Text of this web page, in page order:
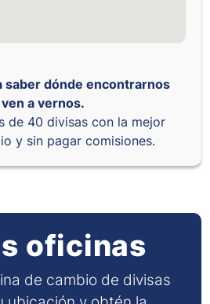
saber dónde encontrarnos
a vernos.
de 40 divisas con la mejor
y sin pagar comisiones.
oficinas
de cambio de divisas